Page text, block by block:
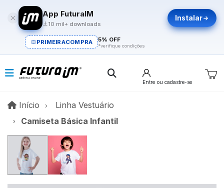
App FuturaIM
10 mil+ downloads
Instalar
PRIMEIRACOMPRA 5% OFF
*verifique condições
Entre ou cadastre-se
Início InícioLinha Vestuário
Camiseta Básica Infantil